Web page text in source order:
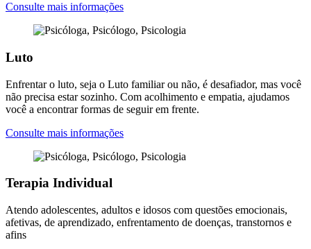
Consulte mais informações
Luto
Enfrentar o luto, seja o Luto familiar ou não, é desafiador, mas você
não precisa estar sozinho. Com acolhimento e empatia, ajudamos
você a encontrar formas de seguir em frente.
Consulte mais informações
Terapia Individual
Atendo adolescentes, adultos e idosos com questões emocionais,
afetivas, de aprendizado, enfrentamento de doenças, transtornos e
afins